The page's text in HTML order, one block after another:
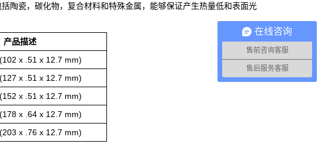
陶瓷，碳化物，复合材料和特殊金属，能够保证产生热量低和表面光
产品描述
x .51 x 12.7 mm)
x .51 x 12.7 mm)
x .51 x 12.7 mm)
x .64 x 12.7 mm)
x .76 x 12.7 mm)
在线咨询
售前咨询客服
售后服务客服